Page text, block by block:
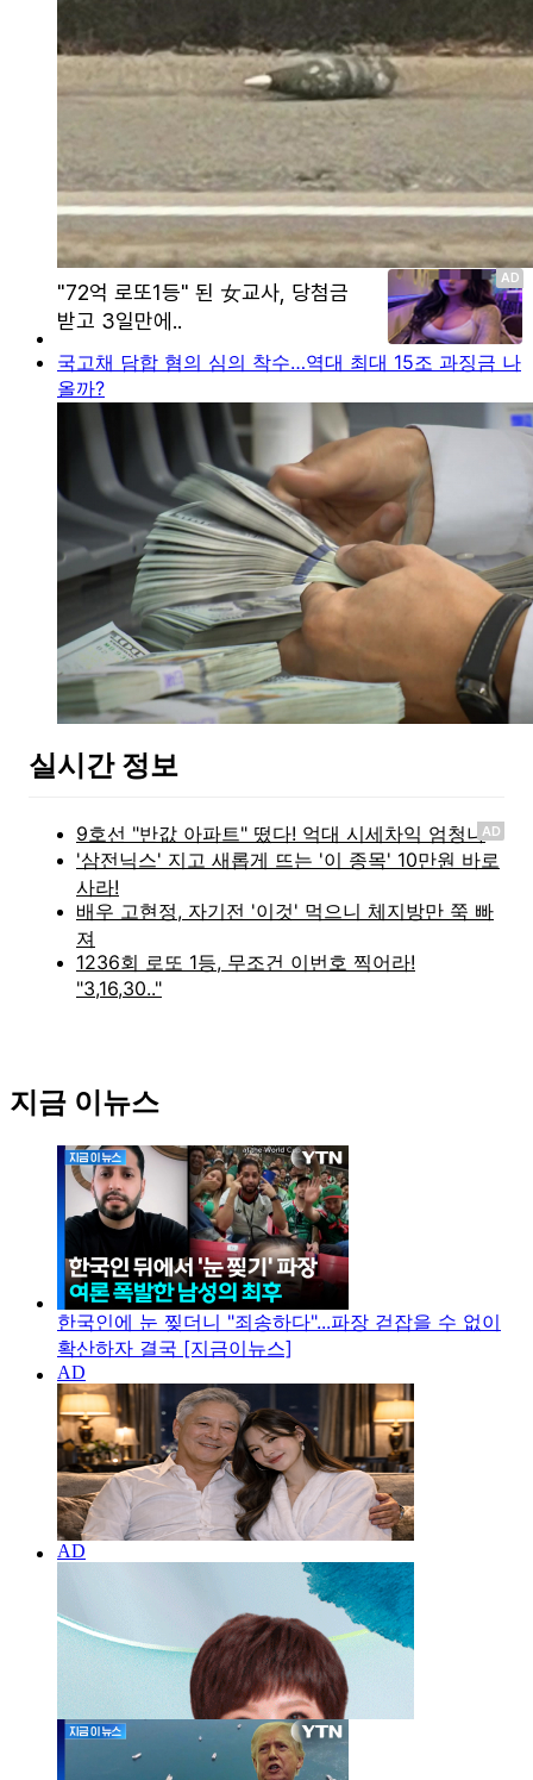
국고채 담합 혐의 심의 착수…역대 최대 15조 과징금 나
올까?
실시간 정보
AD
지금 이뉴스
한국인에 눈 찢더니 "죄송하다"...파장 걷잡을 수 없이
확산하자 결국 [지금이뉴스]